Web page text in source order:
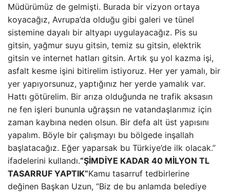
Müdürümüz de gelmişti. Burada bir vizyon ortaya
koyacağız, Avrupa’da olduğu gibi galeri ve tünel
sistemine dayalı bir altyapı uygulayacağız. Pis su
gitsin, yağmur suyu gitsin, temiz su gitsin, elektrik
gitsin ve internet hatları gitsin. Artık şu yol kazma işi,
asfalt kesme işini bitirelim istiyoruz. Her yer yamalı, bir
yer yapıyorsunuz, yaptığınız her yerde yamalık var.
Hattı götürelim. Bir arıza olduğunda ne trafik aksasın
ne fen işleri bununla uğraşsın ne vatandaşlarımız için
zaman kaybına neden olsun. Bir defa alt üst yapısını
yapalım. Böyle bir çalışmayı bu bölgede inşallah
başlatacağız. Eğer yaparsak bu Türkiye’de ilk olacak.”
ifadelerini kullandı.“ŞİMDİYE KADAR 40 MİLYON TL
TASARRUF YAPTIK”Kamu tasarruf tedbirlerine
değinen Başkan Uzun, “Biz de bu anlamda belediye